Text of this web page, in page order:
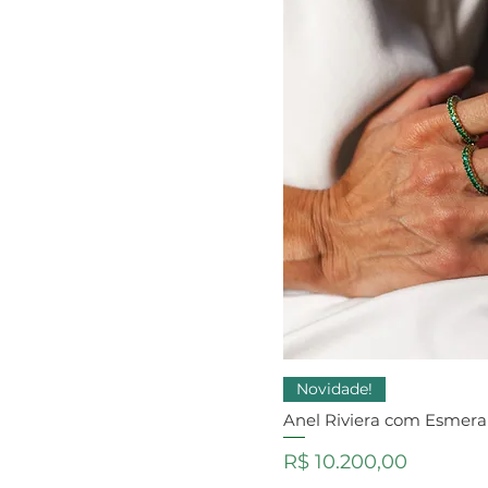
Novidade!
Anel Riviera com
Preço
R$ 10.200,00